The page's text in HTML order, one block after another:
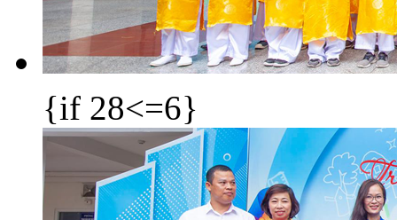
{if 28<=6}